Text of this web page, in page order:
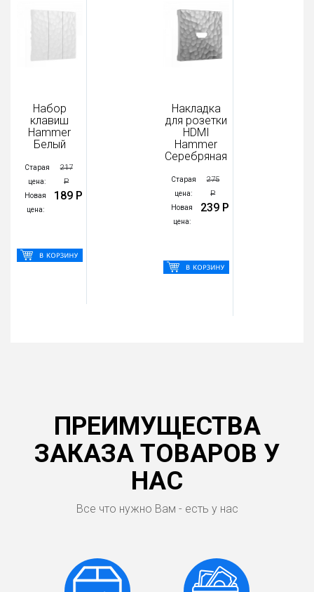
Набор
клавиш
Hammer
Белый
Старая
цена:
217
Р
Новая
цена:
189 Р
Накладка
для розетки
HDMI
Hammer
Серебряная
Старая
цена:
275
Р
Новая
цена:
239 Р
ПРЕИМУЩЕСТВА
ЗАКАЗА ТОВАРОВ У
НАС
Все что нужно Вам - есть у нас